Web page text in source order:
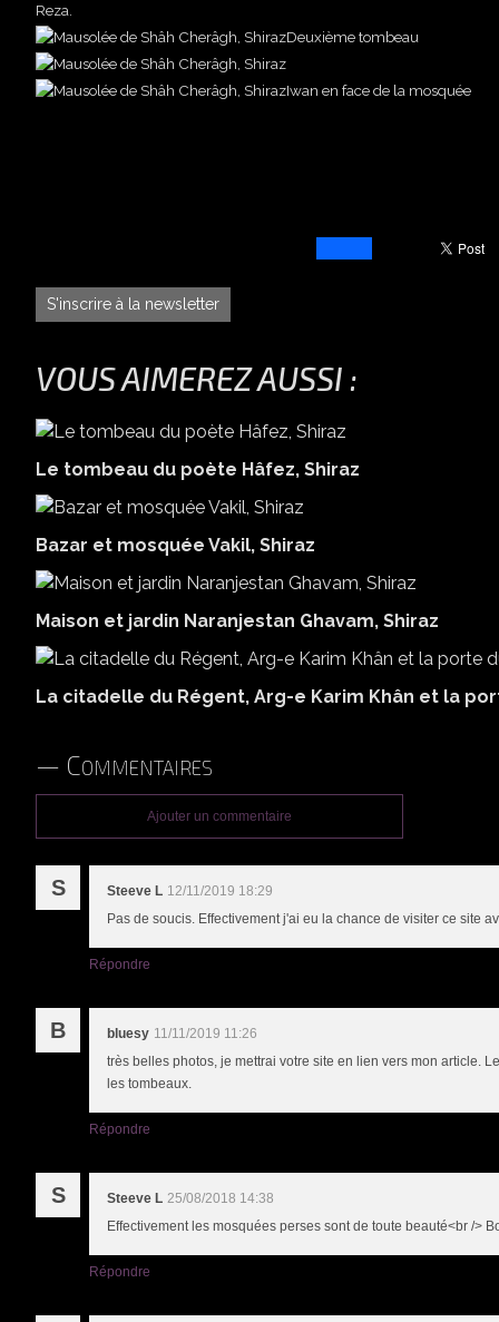
Reza.
Deuxième tombeau
Iwan en face de la mosquée
S'inscrire à la newsletter
VOUS AIMEREZ AUSSI :
Le tombeau du poète Hâfez, Shiraz
Bazar et mosquée Vakil, Shiraz
Maison et jardin Naranjestan Ghavam, Shiraz
La citadelle du Régent, Arg-e Karim Khân et la
Commentaires
Ajouter un commentaire
S Steeve L 12/11/2019 18:29
Pas de soucis. Effectivement j'ai eu la chance de visiter ce site
Répondre
B bluesy 11/11/2019 11:26
très belles photos, je mettrai votre site en lien vers mon article.
les tombeaux.
Répondre
S Steeve L 25/08/2018 14:38
Effectivement les mosquées perses sont de toute beauté<br />
Répondre